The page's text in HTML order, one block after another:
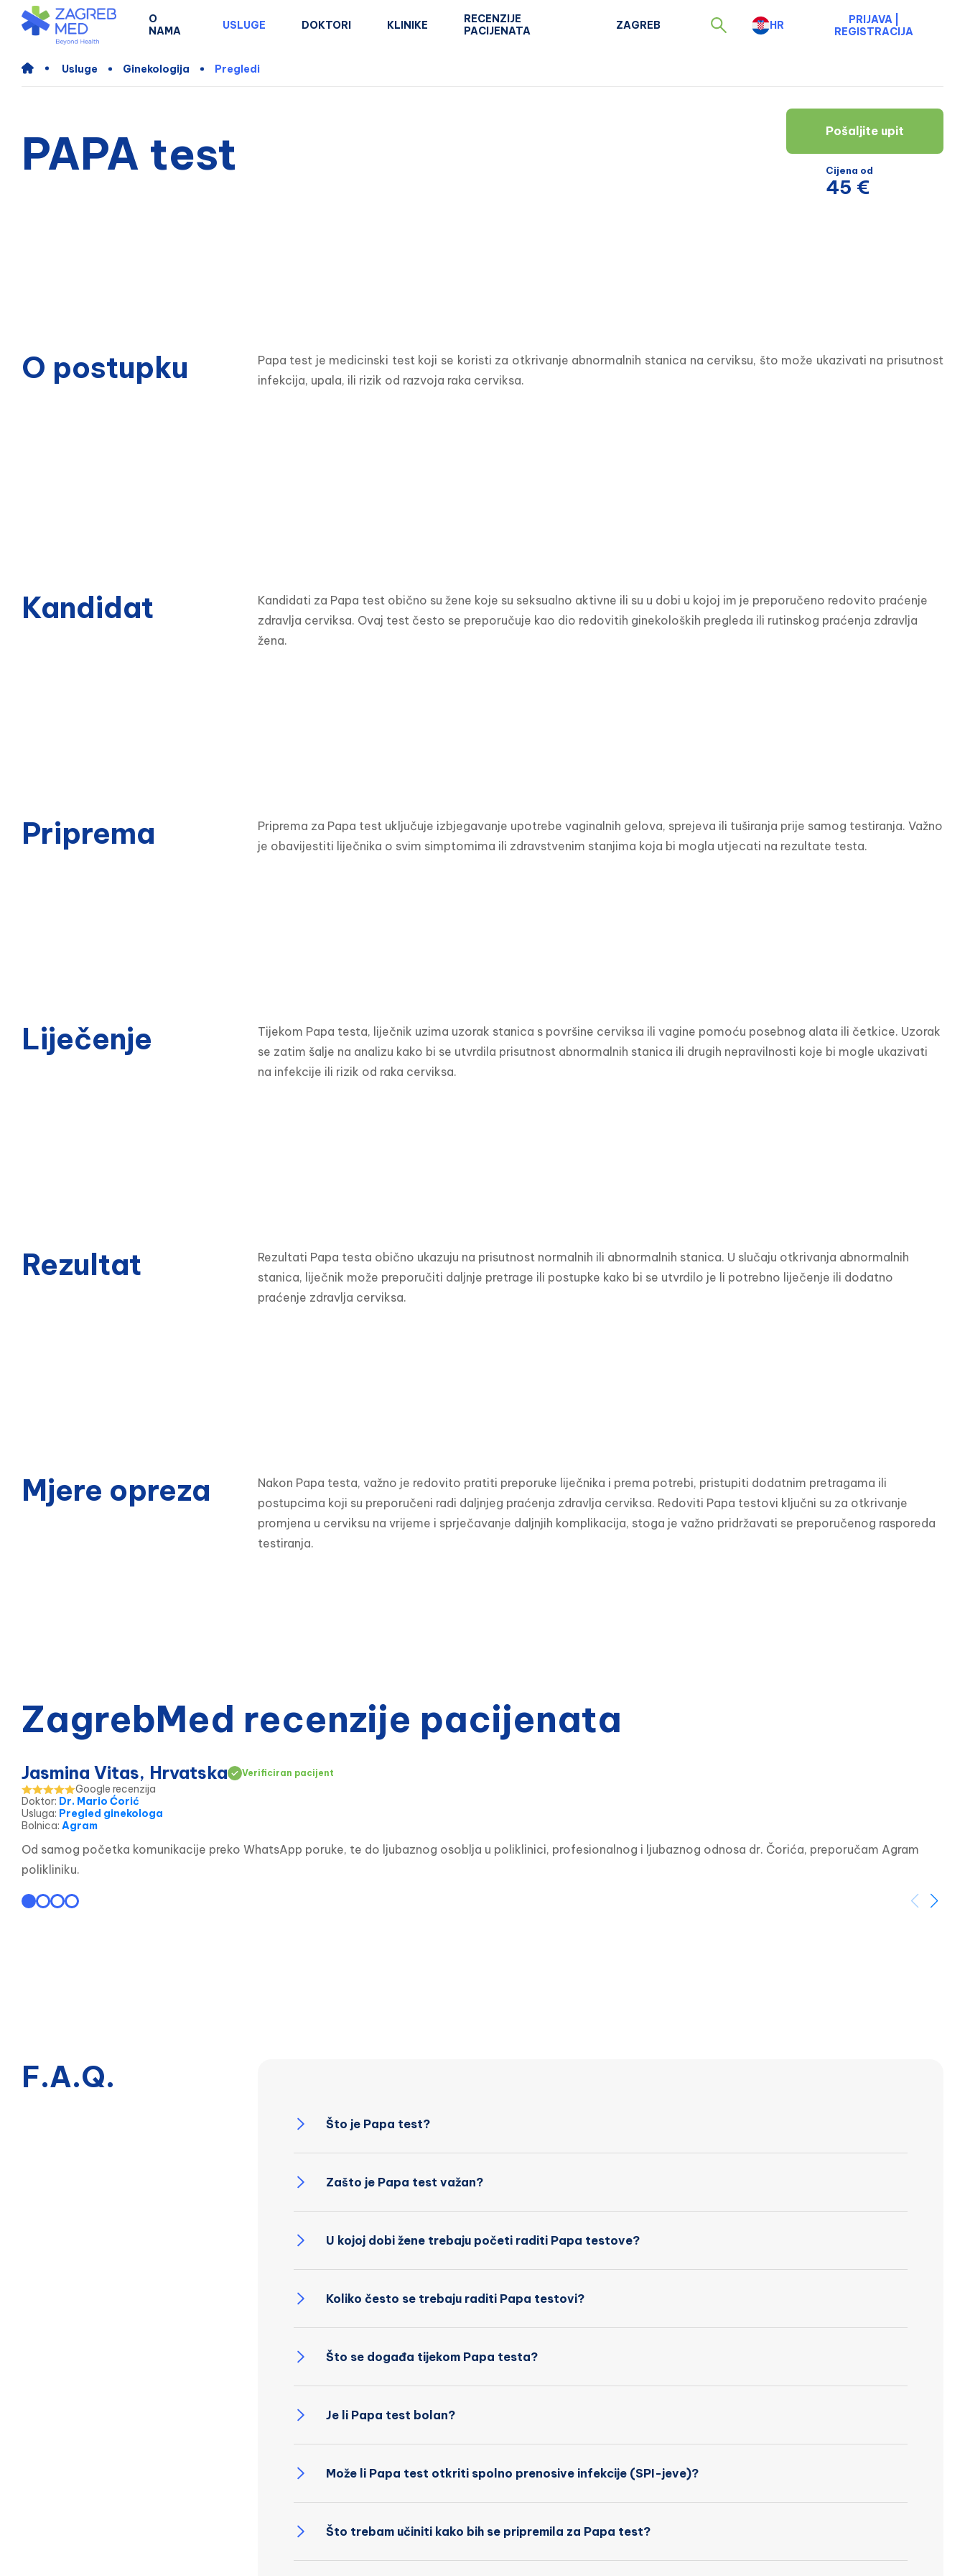
O
NAMA
USLUGE DOKTORI KLINIKE
RECENZIJE
PACIJENATA
ZAGREB HR PRIJAVA
REGISTRACIJA
Usluge Ginekologija Pregledi
PAPA test Pošaljite upit
Cijena od
45 €
O postupku
Papa test je medicinski test koji se koristi za otkrivanje abnormalnih stanica na cerviksu, što može ukazivati na prisutnost
infekcija, upala, ili rizik od razvoja raka cerviksa.
Kandidat
Kandidati za Papa test obično su žene koje su seksualno aktivne ili su u dobi u kojoj im je preporučeno redovito praćenje
zdravlja cerviksa. Ovaj test često se preporučuje kao dio redovitih ginekoloških pregleda ili rutinskog praćenja zdravlja
žena.
Priprema
Priprema za Papa test uključuje izbjegavanje upotrebe vaginalnih gelova, sprejeva ili tuširanja prije samog testiranja. Važno
je obavijestiti liječnika o svim simptomima ili zdravstvenim stanjima koja bi mogla utjecati na rezultate testa.
Liječenje
Tijekom Papa testa, liječnik uzima uzorak stanica s površine cerviksa ili vagine pomoću posebnog alata ili četkice. Uzorak
se zatim šalje na analizu kako bi se utvrdila prisutnost abnormalnih stanica ili drugih nepravilnosti koje bi mogle ukazivati
na infekcije ili rizik od raka cerviksa.
Rezultat
Rezultati Papa testa obično ukazuju na prisutnost normalnih ili abnormalnih stanica. U slučaju otkrivanja abnormalnih
stanica, liječnik može preporučiti daljnje pretrage ili postupke kako bi se utvrdilo je li potrebno liječenje ili dodatno
praćenje zdravlja cerviksa.
Mjere opreza
Nakon Papa testa, važno je redovito pratiti preporuke liječnika i prema potrebi, pristupiti dodatnim pretragama ili
postupcima koji su preporučeni radi daljnjeg praćenja zdravlja cerviksa. Redoviti Papa testovi ključni su za otkrivanje
promjena u cerviksu na vrijeme i sprječavanje daljnjih komplikacija, stoga je važno pridržavati se preporučenog rasporeda
testiranja.
ZagrebMed recenzije pacijenata
Jasmina Vitas, Hrvatska Verificiran pacijent
Google recenzija
Doktor: Dr. Mario Ćorić
Usluga: Pregled ginekologa
Bolnica: Agram
Od samog početka komunikacije preko WhatsApp poruke, te do ljubaznog osoblja u poliklinici, profesionalnog i ljubaznog odnosa dr. Čorića, preporučam Agram
polikliniku.
F.A.Q.
Što je Papa test?
Zašto je Papa test važan?
U kojoj dobi žene trebaju početi raditi Papa testove?
Koliko često se trebaju raditi Papa testovi?
Što se događa tijekom Papa testa?
Je li Papa test bolan?
Može li Papa test otkriti spolno prenosive infekcije (SPI-jeve)?
Što trebam učiniti kako bih se pripremila za Papa test?